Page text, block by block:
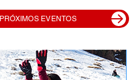
PRÓXIMOS EVENTOS